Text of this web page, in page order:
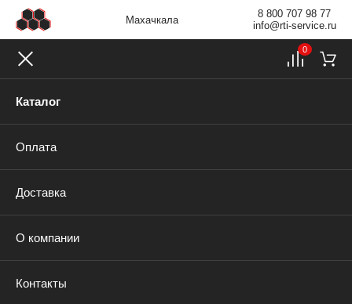
Махачкала
8 800 707 98 77
info@rti-service.ru
Каталог
Оплата
Доставка
О компании
Контакты
0